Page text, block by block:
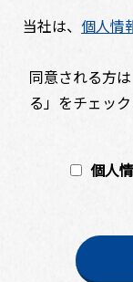
当社は、 個人情
同意される方
る」をチェッ
個人